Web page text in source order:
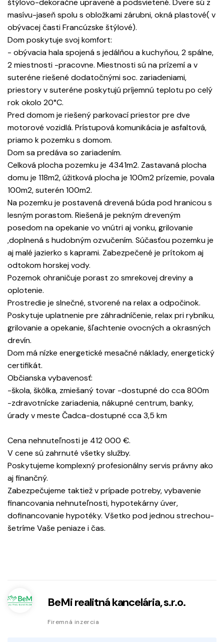
štýlovo-dekoračne upravené a podsvietené. Dvere sú z
masívu-jaseň spolu s obložkami zárubni, okná plastové( v
obývacej časti Francúzske štýlové).
Dom poskytuje svoj komfort:
- obývacia hala spojená s jedálňou a kuchyňou, 2 spálne,
2 miestnosti -pracovne. Miestnosti sú na prízemí a v
suteréne riešené dodatočnými soc. zariadeniami,
priestory v suteréne poskytujú príjemnú teplotu po celý
rok okolo 20°C.
Pred domom je riešený parkovací priestor pre dve
motorové vozidlá. Prístupová komunikácia je asfaltová,
priamo k pozemku s domom.
Dom sa predáva so zariadením.
Celková plocha pozemku je 4341m2. Zastavaná plocha
domu je 118m2, úžitková plocha je 100m2 prízemie, povala
100m2, suterén 100m2.
Na pozemku je postavená drevená búda pod hranicou s
lesným porastom. Riešená je pekným dreveným
posedom na opekanie vo vnútri aj vonku, grilovanie
,doplnená s hudobným ozvučením. Súčasťou pozemku je
aj malé jazierko s kaprami. Zabezpečené je prítokom aj
odtokom horskej vody.
Pozemok ohraničuje porast zo smrekovej dreviny a
oplotenie.
Prostredie je slnečné, stvorené na relax a odpočinok.
Poskytuje uplatnenie pre záhradníčenie, relax pri rybníku,
grilovanie a opekanie, šľachtenie ovocných a okrasných
drevín.
Dom má nízke energetické mesačné náklady, energetický
certifikát.
Občianska vybavenosť:
-škola, škôlka, zmiešaný tovar -dostupné do cca 800m
-zdravotnícke zariadenia, nákupné centrum, banky,
úrady v meste Čadca-dostupné cca 3,5 km
Cena nehnuteľnosti je 412 000 €.
V cene sú zahrnuté všetky služby.
Poskytujeme komplexný profesionálny servis právny ako
aj finančný.
Zabezpečujeme taktiež v prípade potreby, vybavenie
financovania nehnuteľnosti, hypotekárny úver,
dofinancovanie hypotéky. Všetko pod jednou strechou-
šetríme Vaše peniaze i čas.
BeMi realitná kancelária, s.r.o.
Firemná inzercia